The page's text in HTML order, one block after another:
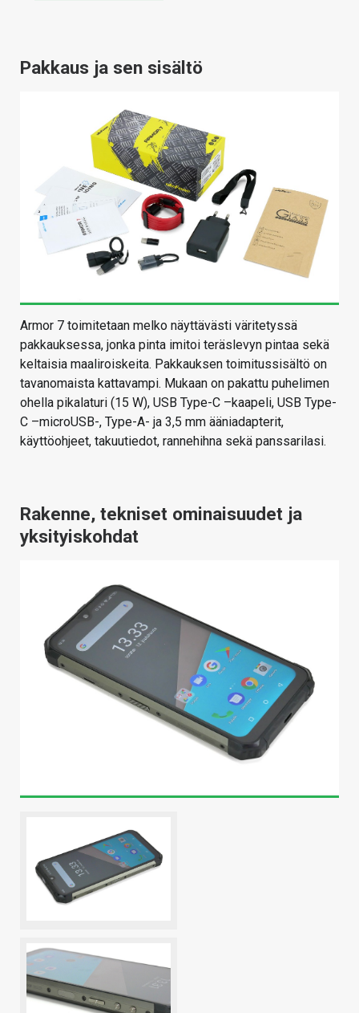
Pakkaus ja sen sisältö
Armor 7 toimitetaan melko näyttävästi väritetyssä
pakkauksessa, jonka pinta imitoi teräslevyn pintaa sekä
keltaisia maaliroiskeita. Pakkauksen toimitussisältö on
tavanomaista kattavampi. Mukaan on pakattu puhelimen
ohella pikalaturi (15 W), USB Type-C –kaapeli, USB Type-
C –microUSB-, Type-A- ja 3,5 mm ääniadapterit,
käyttöohjeet, takuutiedot, rannehihna sekä panssarilasi.
Rakenne, tekniset ominaisuudet ja
yksityiskohdat